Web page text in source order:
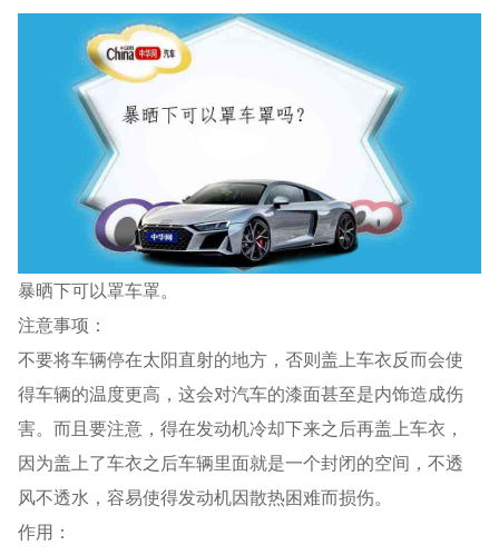
暴晒下可以罩车罩。
注意事项：
不要将车辆停在太阳直射的地方，否则盖上车衣反而会使
得车辆的温度更高，这会对汽车的漆面甚至是内饰造成伤
害。而且要注意，得在发动机冷却下来之后再盖上车衣，
因为盖上了车衣之后车辆里面就是一个封闭的空间，不透
风不透水，容易使得发动机因散热困难而损伤。
作用：